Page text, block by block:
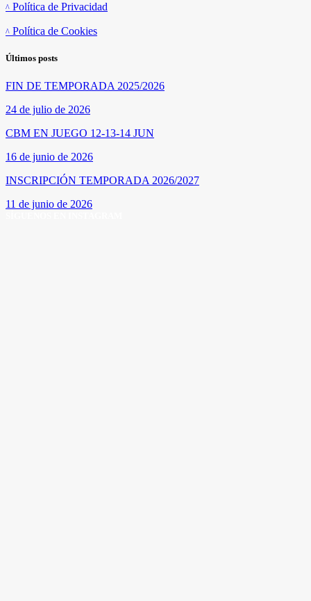
Política de Privacidad
Política de Cookies
Últimos posts
FIN DE TEMPORADA 2025/2026
24 de julio de 2026
CBM EN JUEGO 12-13-14 JUN
16 de junio de 2026
INSCRIPCIÓN TEMPORADA 2026/2027
11 de junio de 2026